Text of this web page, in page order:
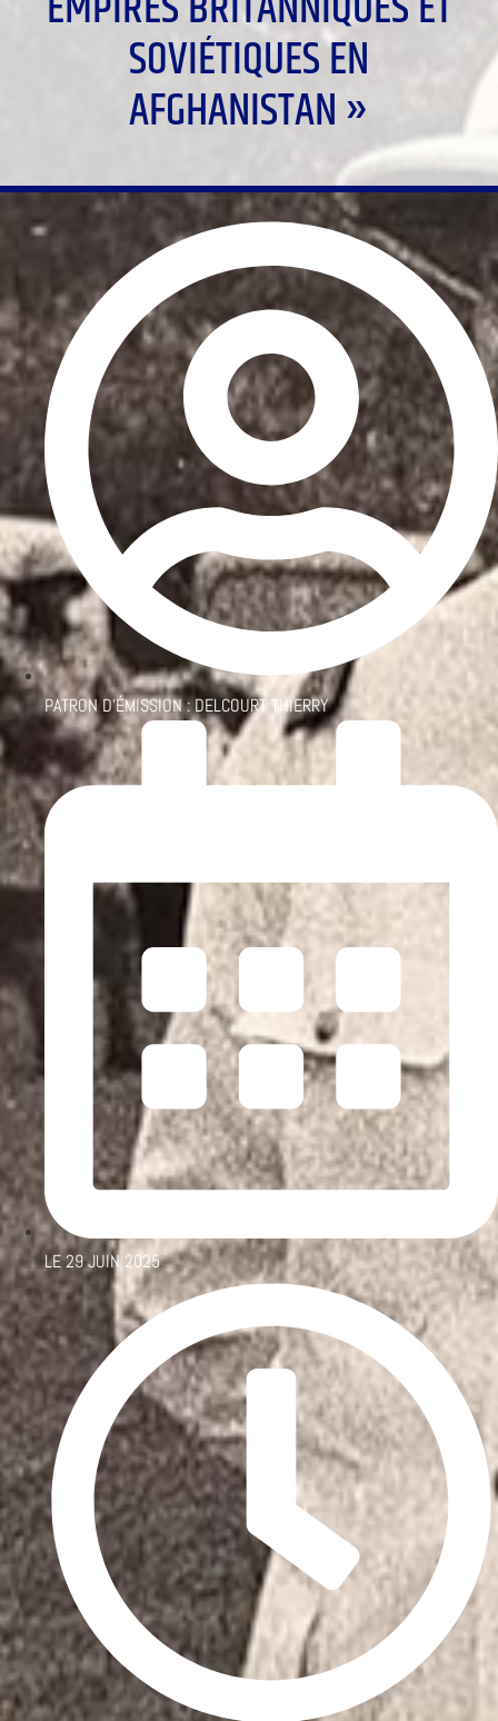
SOVIÉTIQUES EN
AFGHANISTAN »
PATRON D'ÉMISSION :DELCOURT THIERRY
LE29 JUIN 2025